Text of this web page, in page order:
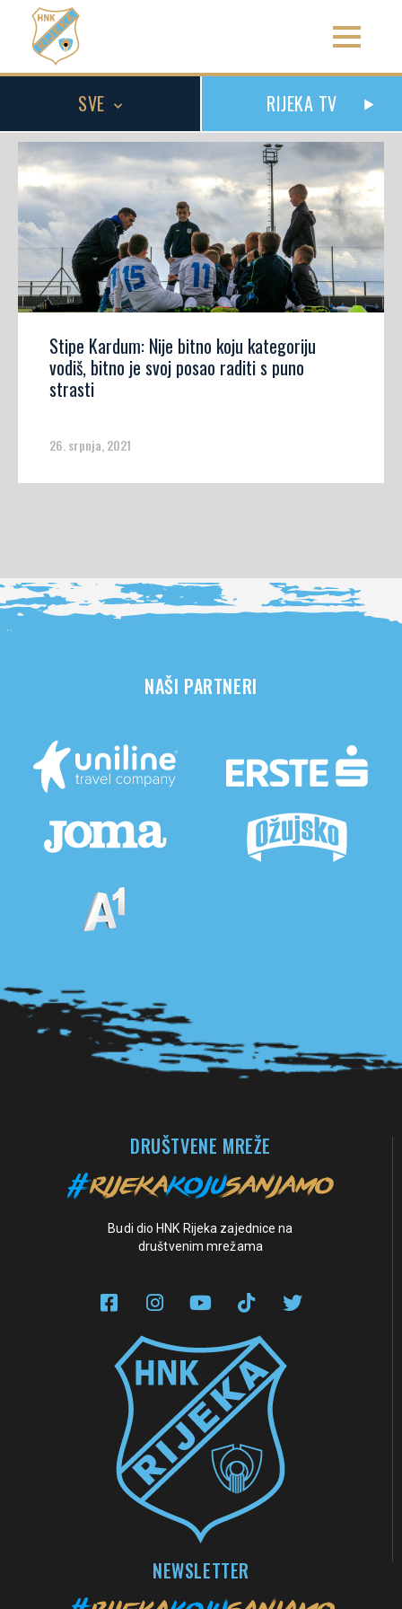
SVE RIJEKA TV
Stipe Kardum: Nije bitno koju kategoriju
vodiš, bitno je svoj posao raditi s puno
strasti
26. srpnja, 2021
NAŠI PARTNERI
DRUŠTVENE MREŽE
Budi dio HNK Rijeka zajednice na
društvenim mrežama
NEWSLETTER